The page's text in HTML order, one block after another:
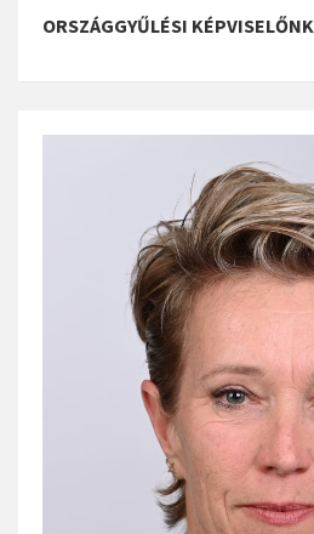
ORSZÁGGYŰLÉSI KÉPVISELŐNK